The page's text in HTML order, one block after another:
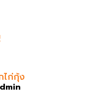
ไก่​กุ้ง